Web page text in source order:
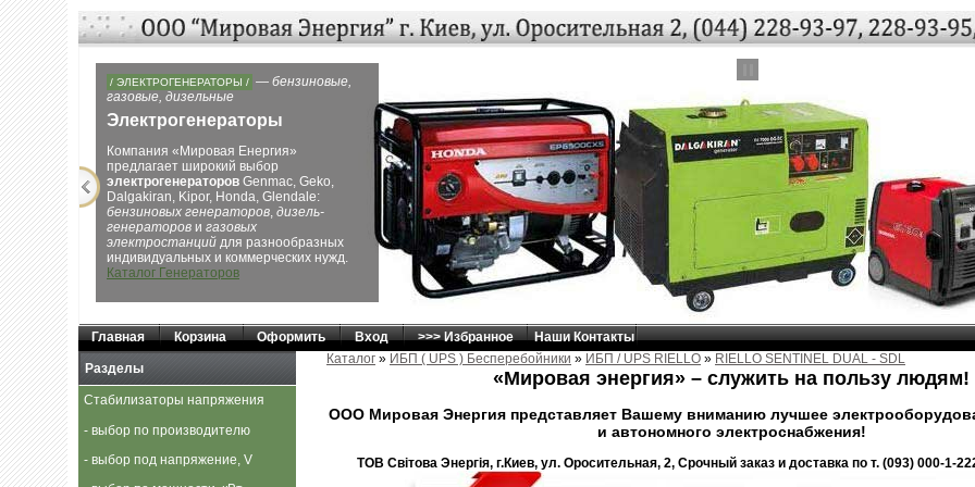
/ ЭЛЕКТРОСТАНЦИИ БОЛЬШОЙ МОЩНОСТИ /
— лучших производителей
Электростанции большой
мощности
Электростанциис большим диапазоном
мощности от 15 кВА до 2264 кВА,
дизельные и газовые, открытые и
контейнере для обеспечения
электроснабжения от небольшого дома,
дачи, коттеджа до поселка, предприятия
и даже небольшого города.
Каталог
Электростанций
Главная Корзина Оформить Вход >>> Избранное
Наши Контакты
Каталог » ИБП ( UPS ) Бесперебойники » ИБП / UPS RIELLO » RIELLO SENTINEL DUAL - SDL
«Мировая энергия» – служить на пользу людям!
ООО Мировая Энергия представляет Вашему вниманию лучшее
и автономного электроснабжения!
ТОВ Свiтова Энергiя, г.Киев, ул. Оросительная, 2, Срочный заказ и доставка по т. (093) 000-1-
Разделы
Стабилизаторы напряжения
- выбор по производителю
- выбор под напряжение, V